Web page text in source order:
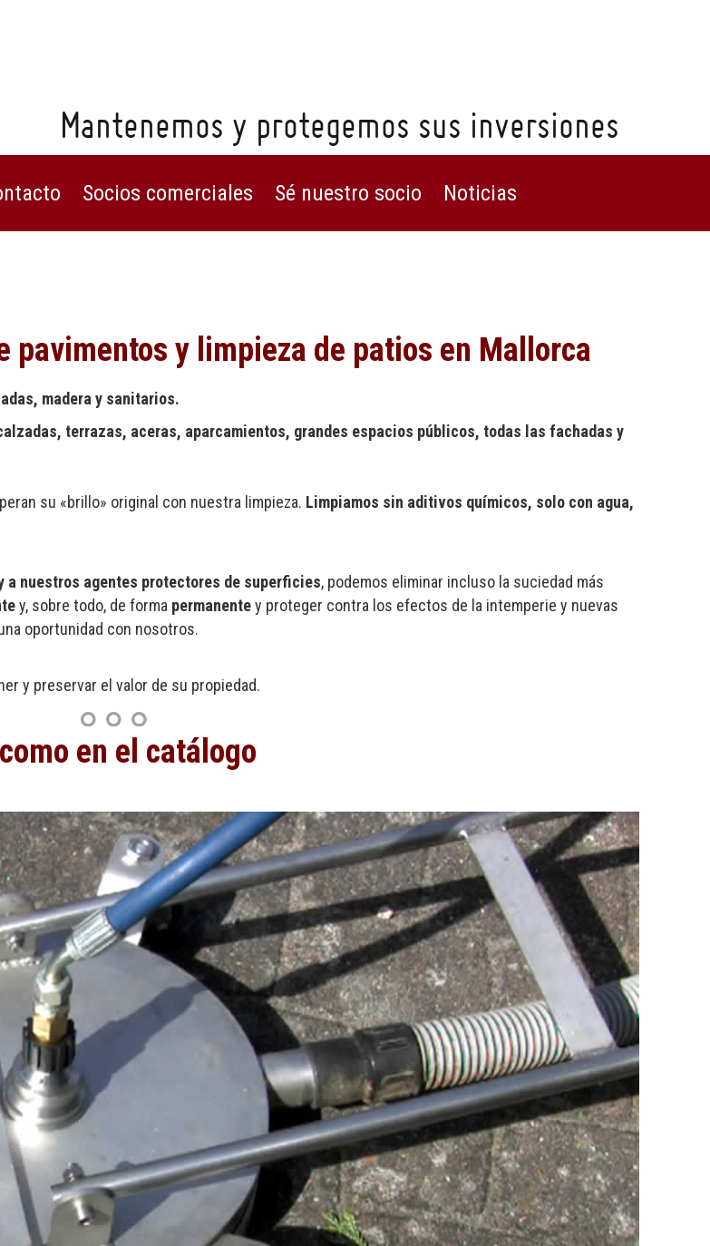
Mantenemos y protegemos sus inversiones
Socios comerciales Sé nuestro socio Noticias
pavimentos y limpieza de patios en Mallorca
madera y sanitarios.
terrazas, aceras, aparcamientos, grandes espacios públicos, todas las fachadas y
su «brillo» original con nuestra limpieza. Limpiamos sin aditivos químicos, solo con agua,
a nuestros agentes protectores de superficies, podemos eliminar incluso la suciedad más
y, sobre todo, de forma permanentey proteger contra los efectos de la intemperie y nuevas
oportunidad con nosotros.
y preservar el valor de su propiedad.
en el catálogo